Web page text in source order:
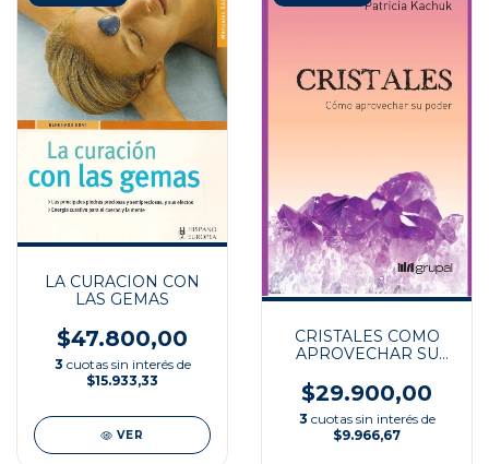
LA CURACION CON
LAS GEMAS
$47.800,00
3 cuotas sin interés de
$15.933,33
VER
CRISTALES COMO
APROVECHAR SU
$29.900,00
3 cuotas sin interés de
$9.966,67